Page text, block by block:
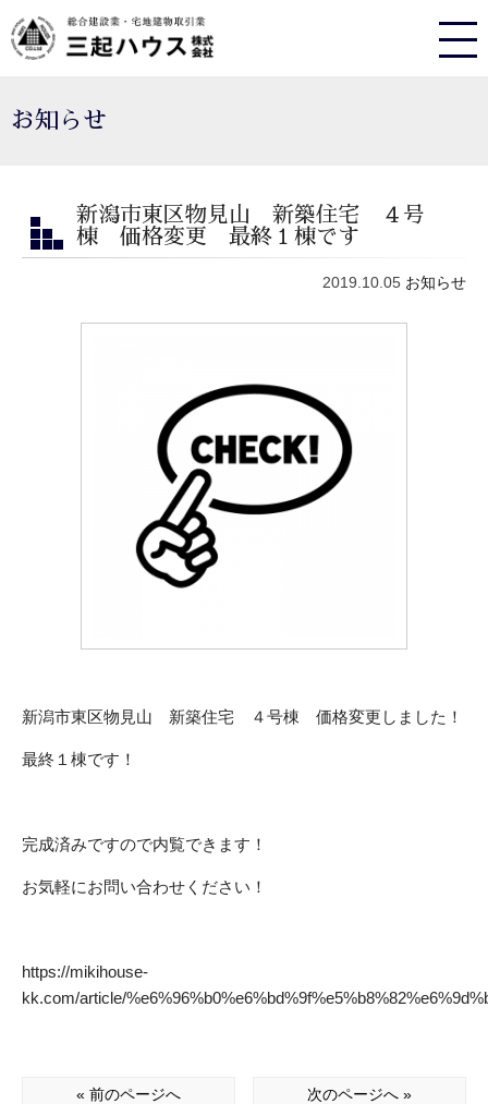
お知らせ
新潟市東区物見山 新築住宅 ４号
棟 価格変更 最終１棟です
2019.10.05 お知らせ
新潟市東区物見山 新築住宅 ４号棟 価格変更しました！
最終１棟です！
完成済みですので内覧できます！
お気軽にお問い合わせください！
https://mikihouse-
kk.com/article/
« 前のページへ 次のページへ »